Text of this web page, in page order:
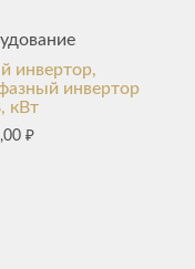
инвертор,
инвертор
кВт
₽